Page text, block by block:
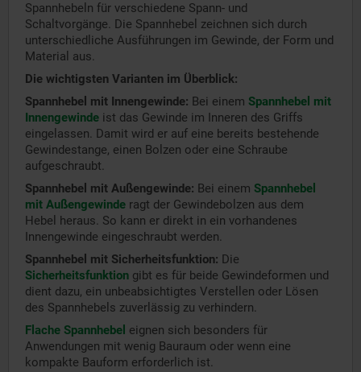
Spannhebeln für verschiedene Spann- und
Schaltvorgänge. Die Spannhebel zeichnen sich durch
unterschiedliche Ausführungen im Gewinde, der Form und
Material aus.
Die wichtigsten Varianten im Überblick:
Spannhebel mit Innengewinde: Bei einem Spannhebel mit
Innengewinde ist das Gewinde im Inneren des Griffs
eingelassen. Damit wird er auf eine bereits bestehende
Gewindestange, einen Bolzen oder eine Schraube
aufgeschraubt.
Spannhebel mit Außengewinde: Bei einem Spannhebel
mit Außengewinde ragt der Gewindebolzen aus dem
Hebel heraus. So kann er direkt in ein vorhandenes
Innengewinde eingeschraubt werden.
Spannhebel mit Sicherheitsfunktion: Die
Sicherheitsfunktion gibt es für beide Gewindeformen und
dient dazu, ein unbeabsichtigtes Verstellen oder Lösen
des Spannhebels zuverlässig zu verhindern.
Flache Spannhebel eignen sich besonders für
Anwendungen mit wenig Bauraum oder wenn eine
kompakte Bauform erforderlich ist.